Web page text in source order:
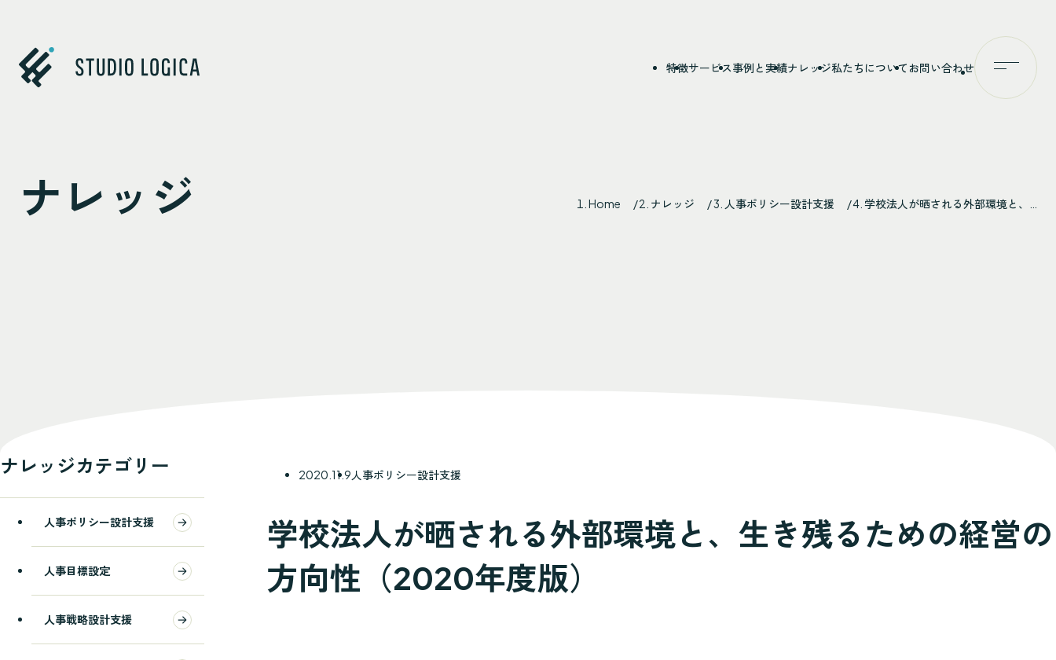
特徴サービス事例と実績ナレッジ私たちについて お問い合わせ メニュー
ナレッジ Home ナレッジ 人事ポリシー設計支援 学校法人が晒される外部環境と、…
学校法人が晒される外部環境と、生き残るための経営の
方向性（2020年度版）
2020.11.9人事ポリシー設計支援
ナレッジカテゴリー
人事ポリシー設計支援
人事目標設定
人事戦略設計支援